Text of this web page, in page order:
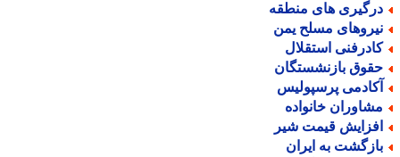
های منطقه
مسلح یمن
استقلال
بازنشستگان
پرسپولیس
خانواده
قیمت شیر
به ایران